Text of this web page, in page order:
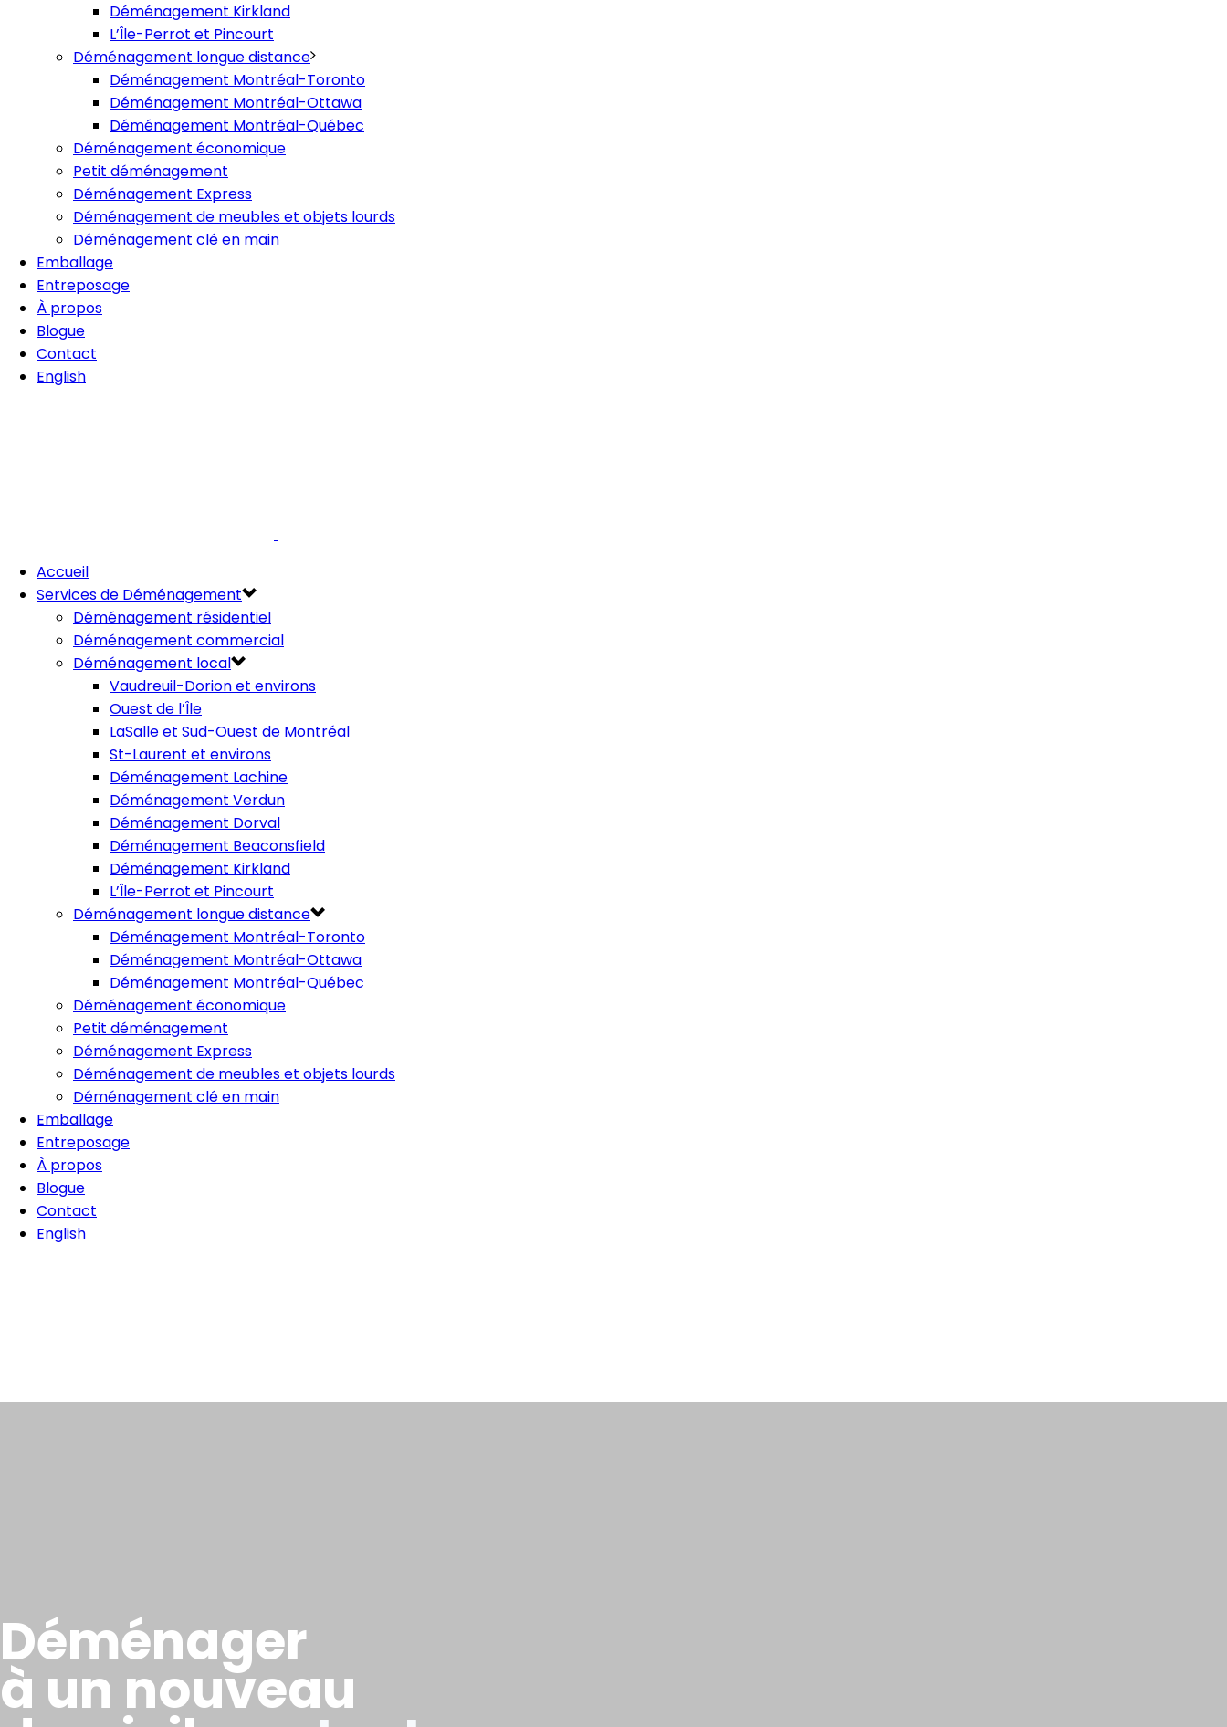
Déménagement Kirkland
L’Île-Perrot et Pincourt
Déménagement longue distance
Déménagement Montréal-Toronto
Déménagement Montréal-Ottawa
Déménagement Montréal-Québec
Déménagement économique
Petit déménagement
Déménagement Express
Déménagement de meubles et objets lourds
Déménagement clé en main
Emballage
Entreposage
À propos
Blogue
Contact
English
Accueil
Services de Déménagement
Déménagement résidentiel
Déménagement commercial
Déménagement local
Vaudreuil-Dorion et environs
Ouest de l’Île
LaSalle et Sud-Ouest de Montréal
St-Laurent et environs
Déménagement Lachine
Déménagement Verdun
Déménagement Dorval
Déménagement Beaconsfield
Déménagement Kirkland
L’Île-Perrot et Pincourt
Déménagement longue distance
Déménagement Montréal-Toronto
Déménagement Montréal-Ottawa
Déménagement Montréal-Québec
Déménagement économique
Petit déménagement
Déménagement Express
Déménagement de meubles et objets lourds
Déménagement clé en main
Emballage
Entreposage
À propos
Blogue
Contact
English
Déménager
à un nouveau